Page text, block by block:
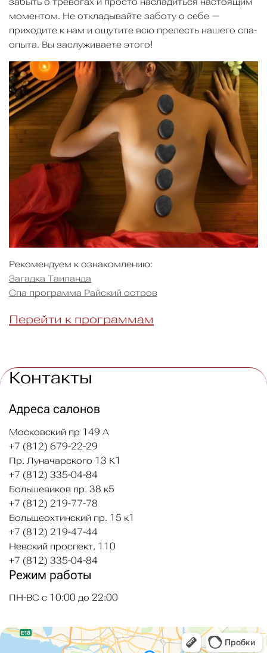
моментом. Не откладывайте заботу о себе —
приходите к нам и ощутите всю прелесть нашего спа-
опыта. Вы заслуживаете этого!
Рекомендуем к ознакомлению:
Загадка Таиланда
Спа программа Райский остров
Перейти к программам
Контакты
Адреса салонов
Московский пр 149 А
+7 (812) 679-22-29
Пр. Луначарского 13 К1
+7 (812) 335-04-84
Большевиков пр. 38 к5
+7 (812) 219-77-78
Большеохтинский пр. 15 к1
+7 (812) 219-47-44
Невский проспект, 110
+7 (812) 335-04-84
Режим работы
ПН-ВС с 10:00 до 22:00